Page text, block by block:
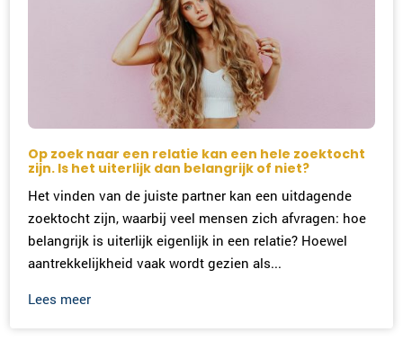
Op zoek naar een relatie kan een hele zoektocht
zijn. Is het uiterlijk dan belangrijk of niet?
Het vinden van de juiste partner kan een uitdagende
zoektocht zijn, waarbij veel mensen zich afvragen: hoe
belangrijk is uiterlijk eigenlijk in een relatie? Hoewel
aantrekkelijkheid vaak wordt gezien als...
Lees meer